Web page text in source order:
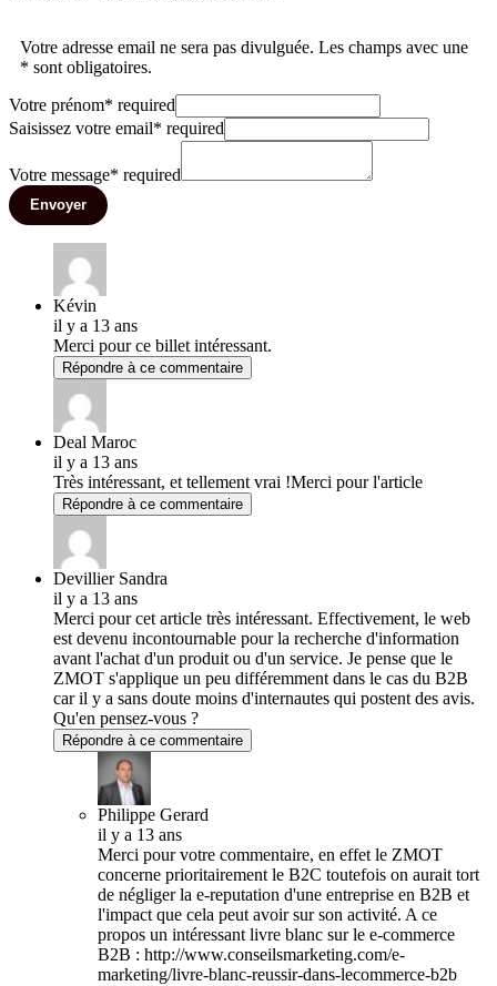
Votre adresse email ne sera pas divulguée. Les champs avec une
* sont obligatoires.
Votre prénom* required
Saisissez votre email* required
Votre message* required
Envoyer
Kévin
il y a 13 ans
Merci pour ce billet intéressant.
Répondre à ce commentaire
Deal Maroc
il y a 13 ans
Très intéressant, et tellement vrai !Merci pour l'article
Répondre à ce commentaire
Devillier Sandra
il y a 13 ans
Merci pour cet article très intéressant. Effectivement, le web
est devenu incontournable pour la recherche d'information
avant l'achat d'un produit ou d'un service. Je pense que le
ZMOT s'applique un peu différemment dans le cas du B2B
car il y a sans doute moins d'internautes qui postent des avis.
Qu'en pensez-vous ?
Répondre à ce commentaire
Philippe Gerard
il y a 13 ans
Merci pour votre commentaire, en effet le ZMOT
concerne prioritairement le B2C toutefois on aurait tort
de négliger la e-reputation d'une entreprise en B2B et
l'impact que cela peut avoir sur son activité. A ce
propos un intéressant livre blanc sur le e-commerce
B2B : http://www.conseilsmarketing.com/e-
marketing/livre-blanc-reussir-dans-lecommerce-b2b